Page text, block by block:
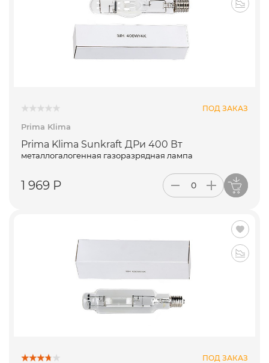
ПОД ЗАКАЗ
Prima Klima
Prima Klima Sunkraft ДРи 400 Вт
металлогалогенная газоразрядная лампа
1 969 Р
ПОД ЗАКАЗ